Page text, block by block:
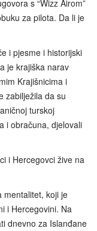
s “Wizz Airom”
za pilota. Da li je
i pjesme i historijski
je krajiška narav
Krajišnicima i
zabilježila da su
turskoj
i obračuna, djelovali
i Hercegovci žive na
mentalitet, koji je
i Hercegovini. Na
dnevno za Islanđane